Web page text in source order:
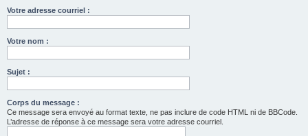
Votre adresse courriel :
Votre nom :
Sujet :
Corps du message :
Ce message sera envoyé au format texte, ne pas inclure de code HTML ni de BBCode.
L’adresse de réponse à ce message sera votre adresse courriel.